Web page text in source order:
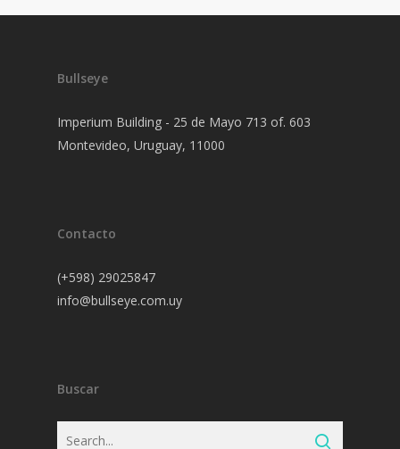
Bullseye
Imperium Building - 25 de Mayo 713 of. 603
Montevideo, Uruguay, 11000
Contacto
(+598) 29025847
info@bullseye.com.uy
Buscar